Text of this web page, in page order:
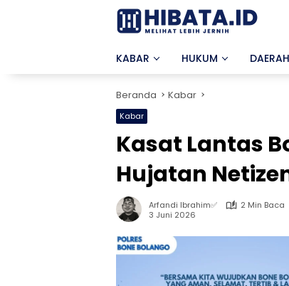
KABAR HUKUM DAERAH
Beranda Kabar
Kabar
Kasat Lantas
Hujatan
Arfandi Ibrahim✅
2 Min Baca
3 Juni 2026